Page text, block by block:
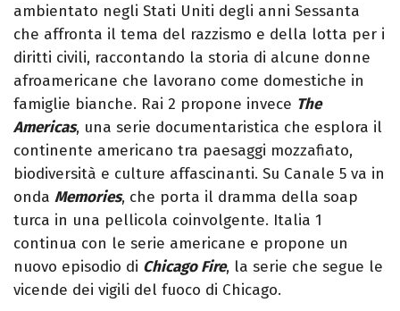
ambientato negli Stati Uniti degli anni Sessanta
che affronta il tema del razzismo e della lotta per i
diritti civili, raccontando la storia di alcune donne
afroamericane che lavorano come domestiche in
famiglie bianche. Rai 2 propone invece The
Americas, una serie documentaristica che esplora il
continente americano tra paesaggi mozzafiato,
biodiversità e culture affascinanti. Su Canale 5 va in
onda Memories, che porta il dramma della soap
turca in una pellicola coinvolgente. Italia 1
continua con le serie americane e propone un
nuovo episodio di Chicago Fire, la serie che segue le
vicende dei vigili del fuoco di Chicago.